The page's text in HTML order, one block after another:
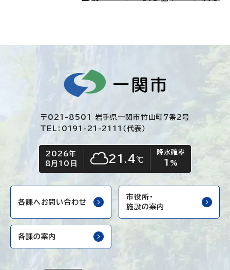
〒021-8501 岩手県一関市竹山町7番2号
TEL：0191-21-2111（代表）
今日の日付
2026年
8月10日
今日の天気
くもり21.4 ℃
降水確率
1 %
各課へお問い合わせ
市役所・
施設の案内
各課の案内